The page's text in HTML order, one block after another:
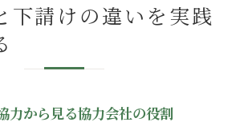
下請けの違いを実践
力から見る協力会社の役割